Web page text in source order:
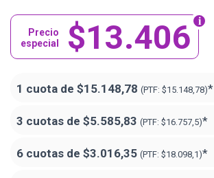
$13.406
Precio
especial
1 cuota de $15.148,78 (PTF: $15.148,78)*
3 cuotas de $5.585,83 (PTF: $16.757,5)*
6 cuotas de $3.016,35 (PTF: $18.098,1)*